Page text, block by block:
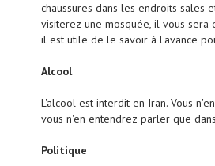
chaussures dans les endroits sales
visiterez une mosquée, il vous sera
il est utile de le savoir à l'avance
Alcool
L'alcool est interdit en Iran. Vous
vous n'en entendrez parler que
Politique